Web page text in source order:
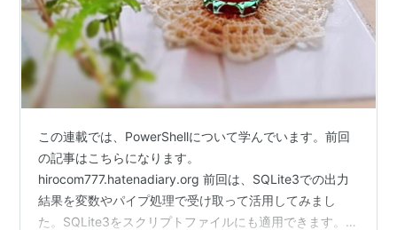
この連載では、PowerShellについて学んでいます。前回
の記事はこちらになります。
hirocom777.hatenadiary.org 前回は、SQLite3での出力
結果を変数やパイプ処理で受け取って活用してみまし
た。SQLite3をスクリプトファイルにも適用できます。